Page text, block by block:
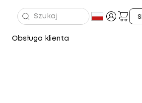
Obsługa klienta